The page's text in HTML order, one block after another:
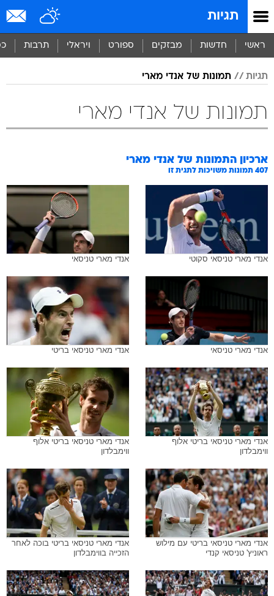
תגיות
ראשי חדשות מבזקים ספורט ויראלי תרבות
תגיות תמונות של אנדי מארי
תמונות של אנדי מארי
ארכיון התמונות של אנדי מארי
407 תמונות משויכות לתגית זו
אנדי מארי טניסאי סקוטי אנדי מארי טניסאי
אנדי מארי טניסאי אנדי מארי טניסאי בריטי
אנדי מארי טניסאי בריטי אלוף
ווימבלדון
אנדי מארי טניסאי בריטי אלוף
ווימבלדון
אנדי מארי טניסאי בריטי עם מילוש
ראוניץ' טניסאי קנדי
אנדי מארי טניסאי בריטי בוכה לאחר
הזכייה בווימבלדון